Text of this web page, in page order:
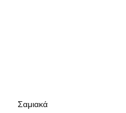
Σαμιακά